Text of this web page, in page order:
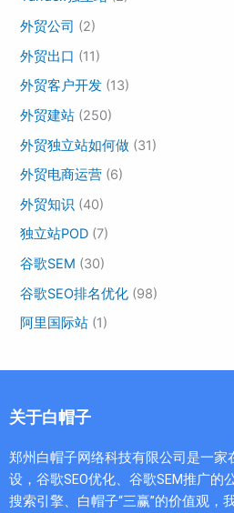
外贸公司 (2)
外贸出口 (11)
外贸客户开发 (13)
外贸建站 (250)
外贸独立站如何做 (31)
外贸电商运营 (6)
外贸知识 (40)
独立站POD (7)
谷歌SEM (30)
谷歌SEO排名优化 (98)
阿里国际站 (1)
关于白帽子
郑州白帽子网络科技有限公司是一家
设，谷歌SEO优化、谷歌SEM推广的
搜索引擎、白帽子“三赢”的价值观，